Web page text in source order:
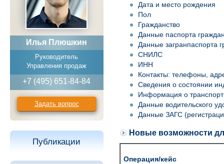
Илья Плюшкин
Руководитель
Управления продаж
+7 (495) 651-84-84
Задать вопрос
Публикации
Дата и место рождения
Пол
Гражданство
Данные паспорта
Данные загранпаспорта
СНИЛС
ИНН
Контакты: телефоны,
Сведения о состоянии
Информация о
Данные водительского
Данные ЗАГС
Новые возможности
Операция/кейс